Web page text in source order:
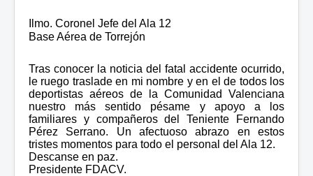
Ilmo. Coronel Jefe del Ala 12
Base Aérea de Torrejón
Tras conocer la noticia del fatal accidente ocurrido,
le ruego traslade en mi nombre y en el de todos los
deportistas aéreos de la Comunidad Valenciana
nuestro más sentido pésame y apoyo a los
familiares y compañeros del Teniente Fernando
Pérez Serrano. Un afectuoso abrazo en estos
tristes momentos para todo el personal del Ala 12.
Descanse en paz.
Presidente FDACV.